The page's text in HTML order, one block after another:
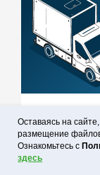
Лизинг,
чем
Оставаясь на
размещение
Ознакомьтесь с
здесь